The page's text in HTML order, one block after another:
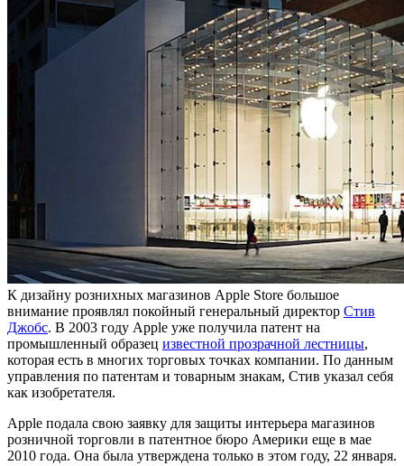
К дизайну розниxных магазинов Apple Store большое
внимание проявлял покойный генеральный директор Стив
Джобс. В 2003 году Apple уже получила патент на
промышленный образец известной прозрачной лестницы,
которая есть в многих торговых точках компании. По данным
управления по патентам и товарным знакам, Стив указал себя
как изобретателя.
Apple подала свою заявку для защиты интерьера магазинов
розничной торговли в патентное бюро Америки еще в мае
2010 года. Она была утверждена только в этом году, 22 января.